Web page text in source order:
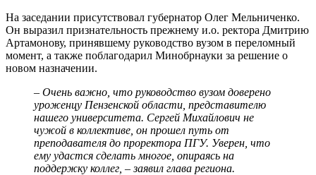
На заседании присутствовал губернатор Олег Мельниченко.
Он выразил признательность прежнему и.о. ректора Дмитрию
Артамонову, принявшему руководство вузом в переломный
момент, а также поблагодарил Минобрнауки за решение о
новом назначении.
– Очень важно, что руководство вузом доверено
уроженцу Пензенской области, представителю
нашего университета. Сергей Михайлович не
чужой в коллективе, он прошел путь от
преподавателя до проректора ПГУ. Уверен, что
ему удастся сделать многое, опираясь на
поддержку коллег, – заявил глава региона.